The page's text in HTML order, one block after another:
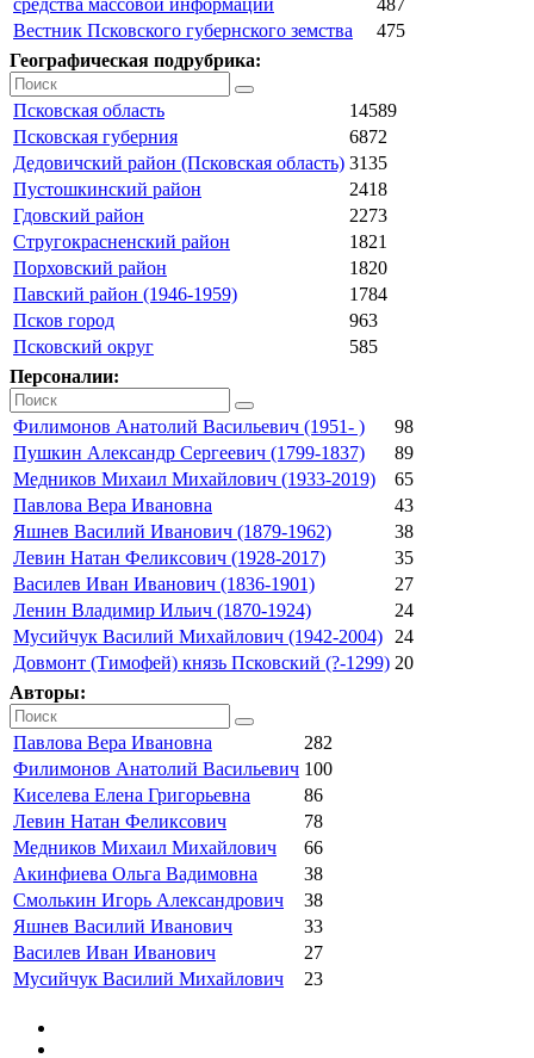
Вестник Псковского губернского земства
475
Географическая подрубрика:
Псковская область
14589
Псковская губерния
6872
Дедовичский район (Псковская область) 3135
Пустошкинский район
2418
Гдовский район
2273
Стругокрасненский район
1821
Порховский район
1820
Павский район (1946-1959)
1784
Псков город
963
Псковский округ
585
Персоналии:
Филимонов Анатолий Васильевич (1951- )
98
Пушкин Александр Сергеевич (1799-1837)
89
Медников Михаил Михайлович (1933-2019)
65
Павлова Вера Ивановна
43
Яшнев Василий Иванович (1879-1962)
38
Левин Натан Феликсович (1928-2017)
35
Василев Иван Иванович (1836-1901)
27
Ленин Владимир Ильич (1870-1924)
24
Мусийчук Василий Михайлович (1942-2004)
24
Довмонт (Тимофей) князь Псковский (?-1299) 20
Авторы:
Павлова Вера Ивановна
282
Филимонов Анатолий Васильевич 100
Киселева Елена Григорьевна
86
Левин Натан Феликсович
78
Медников Михаил Михайлович
66
Акинфиева Ольга Вадимовна
38
Смолькин Игорь Александрович
38
Яшнев Василий Иванович
33
Василев Иван Иванович
27
Мусийчук Василий Михайлович
23